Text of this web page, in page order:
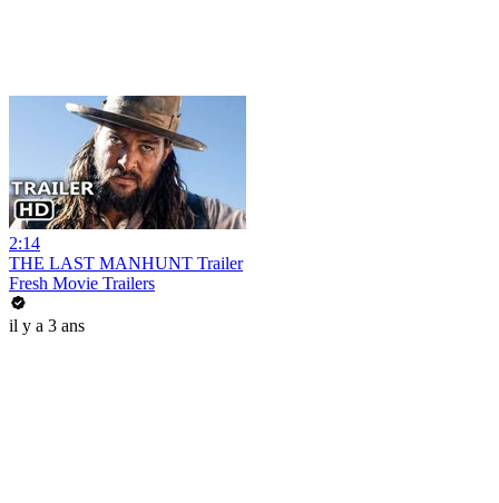
2:14
THE LAST MANHUNT Trailer
Fresh Movie Trailers
il y a 3 ans